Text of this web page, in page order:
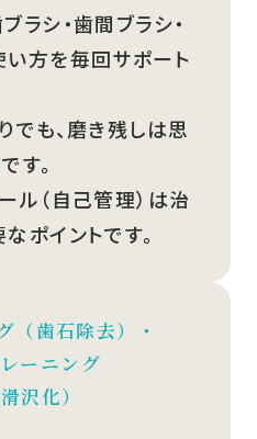
ラシ・歯間ブラシ・
方を毎回サポート
でも、磨き残しは思
す。
ル（自己管理）は治
ポイントです。
（歯石除去）・
ーニング
沢化）